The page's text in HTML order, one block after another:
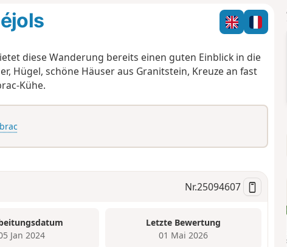
diese Wanderung bereits einen guten Einblick in die
Hügel, schöne Häuser aus Granitstein, Kreuze an fast
Kühe.
Nr.25094607
Jan 2024
Letzte Bewertung
01 Mai 2026